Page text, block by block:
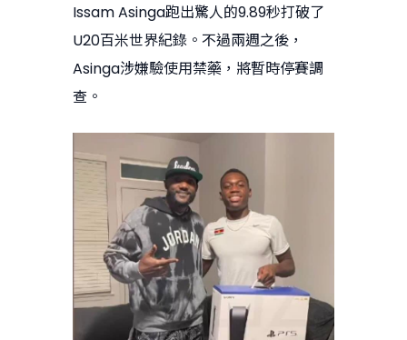
Issam Asinga跑出驚人的9.89秒打破了
U20百米世界紀錄。不過兩週之後，
Asinga涉嫌驗使用禁藥，將暫時停賽調
查。